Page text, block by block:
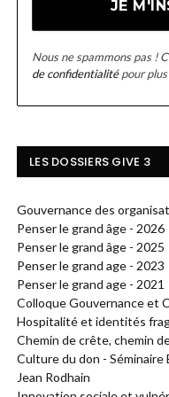
Nous ne spammons pas !
de confidentialitépour plus
LES DOSSIERS GIVE 3
Gouvernance des
Penser le grand âge - 2026
Penser le grand âge - 2025
Penser le grand age - 2023
Penser le grand age - 2021
Colloque Gouvernance et
Hospitalité et identités
Chemin de crête, chemin
Culture du don -
Jean Rodhain